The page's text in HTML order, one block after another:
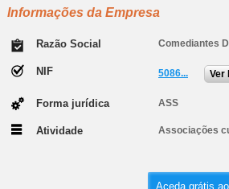
Informações da Empresa
Razão Social Comediantes
NIF 5086... Ver
Forma jurídica ASS
Atividade Associações
Aceda grátis